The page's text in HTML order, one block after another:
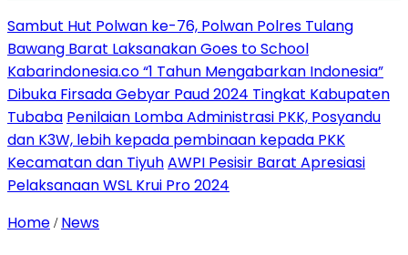
Sambut Hut Polwan ke-76, Polwan Polres Tulang
Bawang Barat Laksanakan Goes to School
Kabarindonesia.co “1 Tahun Mengabarkan Indonesia”
Dibuka Firsada Gebyar Paud 2024 Tingkat Kabupaten
Tubaba Penilaian Lomba Administrasi PKK, Posyandu
dan K3W, lebih kepada pembinaan kepada PKK
Kecamatan dan TiyuhAWPI Pesisir Barat Apresiasi
Pelaksanaan WSL Krui Pro 2024
Home / News